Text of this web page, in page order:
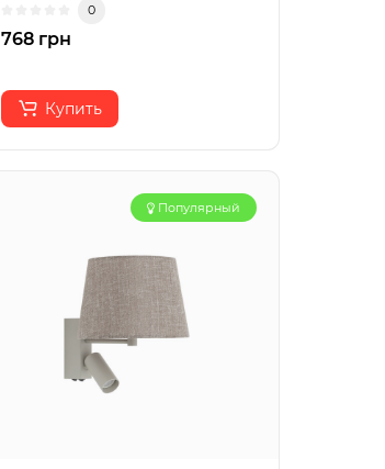
0
768 грн
Купить
Популярный